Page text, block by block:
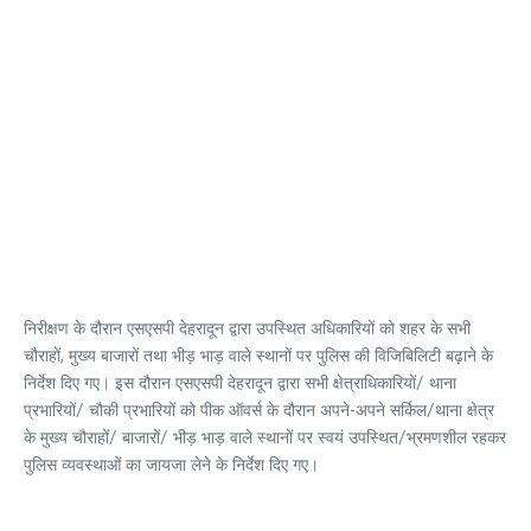
निरीक्षण के दौरान एसएसपी देहरादून द्वारा उपस्थित अधिकारियों को शहर के सभी
चौराहों, मुख्य बाजारों तथा भीड़ भाड़ वाले स्थानों पर पुलिस की विजिबिलिटी बढ़ाने के
निर्देश दिए गए। इस दौरान एसएसपी देहरादून द्वारा सभी क्षेत्राधिकारियों/ थाना
प्रभारियों/ चौकी प्रभारियों को पीक ऑवर्स के दौरान अपने-अपने सर्किल/थाना क्षेत्र
के मुख्य चौराहों/ बाजारों/ भीड़ भाड़ वाले स्थानों पर स्वयं उपस्थित/भ्रमणशील रहकर
पुलिस व्यवस्थाओं का जायजा लेने के निर्देश दिए गए।